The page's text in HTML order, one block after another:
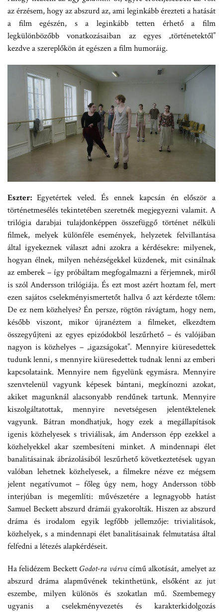
az érzésem, hogy az abszurd az, ami leginkább érezteti a hatását
a film egészén, s a leginkább tetten érhető a film
legkülönbözőbb vonatkozásaiban az egyes „történetektől”
kezdve a szereplőkön át egészen a film humoráig.
Eszter: Egyetértek veled. És ennek kapcsán én először a
történetmesélés tekintetében szeretnék megjegyezni valamit. A
trilógia darabjai tulajdonképpen összefüggő történet nélküli
filmek, melyek különféle események, helyzetek felvillantása
által igyekeznek választ adni azokra a kérdésekre: milyenek,
hogyan élnek, milyen nehézségekkel küzdenek, mit csinálnak
az emberek – így próbáltam megfogalmazni a férjemnek, miről
is szól Andersson trilógiája. És ezt most azért hoztam fel, mert
ezen sajátos cselekményismertetőt hallva ő azt kérdezte tőlem:
De ez nem közhelyes? Én persze, rögtön rávágtam, hogy nem,
később viszont, mikor újranéztem a filmeket, elkezdtem
összegyűjteni az egyes epizódokból leszűrhető – és valójában
nagyon is közhelyes – „igazságokat”. Mennyire kiüresedettek
tudunk lenni, s mennyire kiüresedettek tudnak lenni az emberi
kapcsolataink. Mennyire nem figyelünk egymásra. Mennyire
szenvtelenül vagyunk képesek bántani, megkínozni azokat,
akiket magunknál alacsonyabb rendűnek tartunk. Mennyire
kiszolgáltatottak, mennyire nevetségesen jelentéktelenek
vagyunk. Bátran mondhatjuk, hogy ezek a megállapítások
igenis közhelyesek s triviálisak, ám Andersson épp ezekkel a
közhelyekkel akar szembesíteni minket. A mindennapi élet
banalitásainak ábrázolásából leszűrhető következtetések ugyan
valóban lehetnek közhelyesek, a filmekre nézve ez mégsem
jelent negatívumot – főleg úgy nem, hogy Andersson több
interjúban is megemlíti: művészetére a legnagyobb hatást
Samuel Beckett abszurd drámái gyakorolták. Hiszen az abszurd
dráma és irodalom egyik legfőbb jellemzője: trivialitások,
közhelyek, s a mindennapi élet banalitásainak felmutatása által
felfedni a létezés alapkérdéseit.
Ha felidézem Beckett Godot-ra várvacímű alkotását, amelyet az
abszurd dráma alapművének tekinthetünk, elsőként az jut
eszembe, milyen különös és szokatlan mű. Szembemegy
ugyanis a cselekményvezetés és karakterkidolgozás